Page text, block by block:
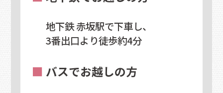
地下鉄 赤坂駅で下車し、
3番出口より徒歩約4分
■ バスでお越しの方